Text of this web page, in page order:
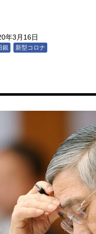
年3月16日
銀 新型コロナ